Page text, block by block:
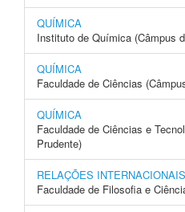
QUÍMICA
Instituto de Química (Câmpus
QUÍMICA
Faculdade de Ciências
QUÍMICA
Faculdade de Ciências e
Prudente)
RELAÇÕES INTERNACIONAIS
Faculdade de Filosofia e